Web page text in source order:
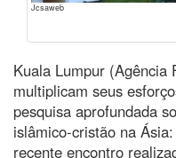
Jcsaweb
Kuala Lumpur
multiplicam seus
pesquisa aprofundada
islâmico-cristão na
recente encontro